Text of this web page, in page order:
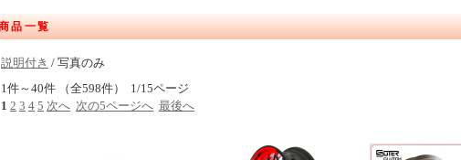
品一覧
説明付き / 写真のみ
1件～40件 （全598件） 1/15ページ
1 2 3 4 5 次へ 次の5ページへ 最後へ